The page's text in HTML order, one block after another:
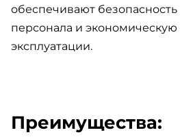
обеспечивают безопасность
персонала и
эксплуатации.
Преимущества: